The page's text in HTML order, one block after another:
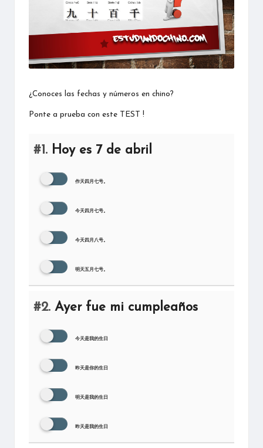
¿Conoces las fechas y números en chino?
Ponte a prueba con este TEST !
#1. Hoy es 7 de abril
作天四月七号。
今天四月七号。
今天四月八号。
明天五月七号。
#2. Ayer fue mi cumpleaños
今天是我的生日
昨天是你的生日
明天是我的生日
昨天是我的生日